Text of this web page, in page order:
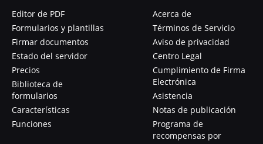
Editor de PDF
Formularios y plantillas
Firmar documentos
Estado del servidor
Precios
Biblioteca de
formularios
Características
Funciones
Acerca de
Términos de Servicio
Aviso de privacidad
Centro Legal
Cumplimiento de Firma
Electrónica
Asistencia
Notas de publicación
Programa de
recompensas por